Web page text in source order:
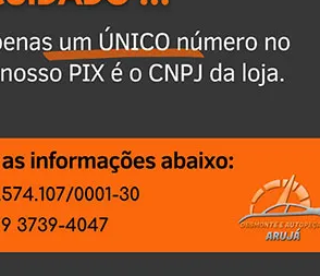
de Procedência Troca e
90 (noventa) dias a partir da
o cliente poderá escolher dentre
parte do pagamento de outro
Ler mais